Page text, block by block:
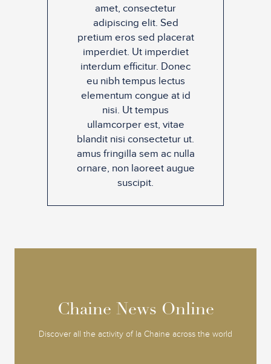
amet, consectetur
adipiscing elit. Sed
pretium eros sed placerat
imperdiet. Ut imperdiet
interdum efficitur. Donec
eu nibh tempus lectus
elementum congue at id
nisi. Ut tempus
ullamcorper est, vitae
blandit nisi consectetur ut.
amus fringilla sem ac nulla
ornare, non laoreet augue
suscipit.
Chaine News Online
Discover all the activity of la Chaine across the world
Chaine News Online